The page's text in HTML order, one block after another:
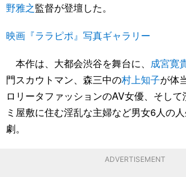
野雅之監督が登壇した。
映画『ララピポ』写真ギャラリー
本作は、大都会渋谷を舞台に、 成宮寛
門スカウトマン、森三中の村上知子が体
ロリータファッションのAV女優、そし
ミ屋敷に住む淫乱な主婦など男女6人の
劇。
ADVERTISEMENT